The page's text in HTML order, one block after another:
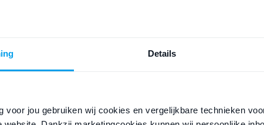
Details
voor jou gebruiken wij cookies en vergelijkbare technieken